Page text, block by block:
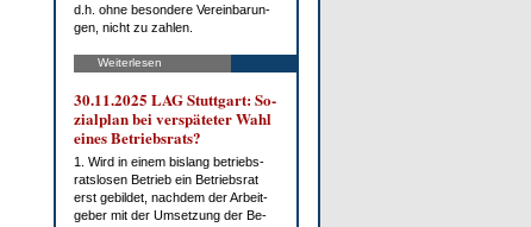
d.h. oh­ne be­son­de­re Ver­ein­ba­run­
gen, nicht zu zah­len.
Weiterlesen
30.11.2025 LAG Stutt­gart: So­
zi­al­plan bei ver­spä­te­ter Wahl
ei­nes Be­triebs­rats?
1. Wird in ei­nem bis­lang be­triebs­
rats­lo­sen Be­trieb ein Be­triebs­rat
erst ge­bil­det, nach­dem der Ar­beit­
ge­ber mit der Um­set­zung der Be­